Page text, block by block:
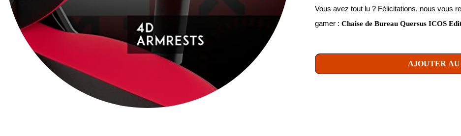
Vous avez tout lu ? Félicitations, nous vous
gamer : Chaise de Bureau Quersus ICOS
AJOUTER